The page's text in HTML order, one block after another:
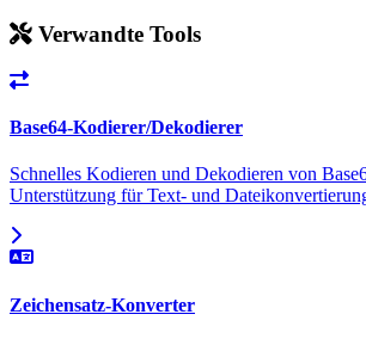
Verwandte Tools
Base64-Kodierer/Dekodierer
Schnelles Kodieren und Dekodieren von
Unterstützung für Text- und
Zeichensatz-Konverter